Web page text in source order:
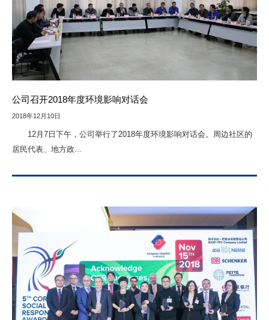
公司召开2018年度环境影响对话会
2018年12月10日
12月7日下午，公司举行了2018年度环境影响对话会。周边社区的
居民代表、地方政...